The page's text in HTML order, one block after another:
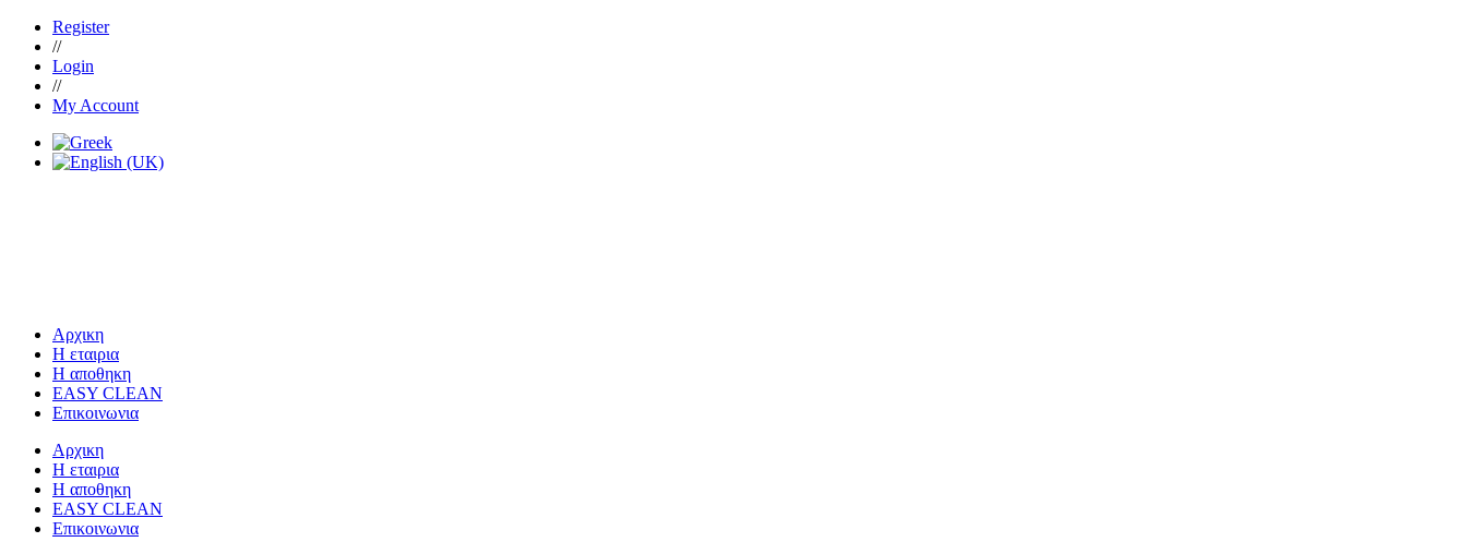
Register
//
Login
//
My Account
Αρχικη
Η εταιρια
Η αποθηκη
EASY CLEAN
Επικοινωνια
Αρχικη
Η εταιρια
Η αποθηκη
EASY CLEAN
Επικοινωνια